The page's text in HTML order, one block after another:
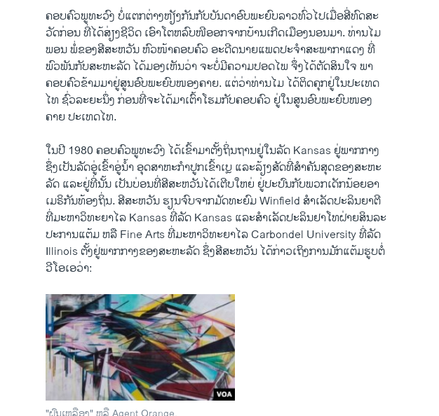
ຄອບຄົວພູທະວົງ ບໍ່ແຕກຕ່າງຫຽັງກັນກັບບັນດາອົບພະຍົບລາວທົ່ວໄປເມື່ອສີ່ທົດສະ
ວັດກ່ອນ ທີ່ໄດ້ສ່ຽງຊີວິດ ເອົາໂຕຫລົບໜີອອກຈາກບ້ານເກີດເມືອງນອນມາ. ທ່ານໄມ
ພອນ ພໍ່ຂອງສີສະຫວັນ ຫົວໜ້າຄອບຄົວ ອະດີດນາຍແພດປະຈຳສະພາກາແດງ ທີ່
ພົວພັນກັບສະຫະລັດ ໄດ້ມອງເຫັນວ່າ ຈະບໍ່ມີຄວາມປອດໄພ ຈຶ່ງໄດ້ຕັດສິນໃຈ ພາ
ຄອບຄົວຂ້າມມາຢູ່ສູນອົບພະຍົບໜອງຄາຍ. ແຕ່ວ່າທ່ານໄມ ໄດ້ຕິດຄຸກຢູ່ໃນປະເທດ
ໄທ ຊົ່ວລະຍະນຶ່ງ ກ່ອນທີ່ຈະໄດ້ມາເຕົ້າໂຮມກັບຄອບຄົວ ຢູ່ໃນສູນອົບພະຍົບໜອງ
ຄາຍ ປະເທດໄທ.
ໃນປີ 1980 ຄອບຄົວພູທະວົງ ໄດ້ເຂົ້າມາຕັ້ງຖິ່ນຖານຢູ່ໃນລັດ Kansas ຢູ່ພາກກາງ
ຊຶ່ງເປັນລັດອູ່ເຂົ້າອູ່ນໍ້າ ອຸດສາຫະກຳປູກເຂົ້າເບຼ ແລະລ້ຽງສັດທີ່ສຳຄັນສຸດຂອງສະຫະ
ລັດ ແລະຢູ່ທີ່ນັ້ນ ເປັນບ່ອນທີ່ສີສະຫວັນໄດ້ເຕີບໃຫຍ່ ຢູ່ປະປົນກັບພວກເດັກນ້ອຍອາ
ເມຣິກັນທ້ອງຖິ່ນ. ສີສະຫວັນ ຮຽນຈົບຈາກມັດທະຍົມ Winfield ສຳເລັດປະລິນຍາຕີ
ທີ່ມະຫາວິທະຍາໄລ Kansas ທີ່ລັດ Kansas ແລະສຳເລັດປະລິນຢາໂທຝ່າຍສິນລະ
ປະການແຕ້ມ ຫລື Fine Arts ທີ່ມະຫາວິທະຍາໄລ Carbondel University ທີ່ລັດ
Illinois ຕັ້ງຢູ່ພາກກາງຂອງສະຫະລັດ ຊຶ່ງ​ສີສະ​ຫວັນ ​ໄດ້​ກ່າວ​ເຖິງ​ການມັກ​ແຕ້​ມຮູບຕໍ່
ວີ​ໂອ​ເອວ່າ: